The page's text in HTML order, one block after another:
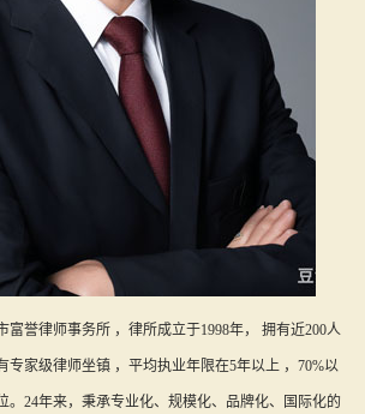
富誉律师事务所 ，律所成立于1998年， 拥有近200人
专家级律师坐镇 ，平均执业年限在5年以上 ，70%以
。24年来，秉承专业化、规模化、品牌化、国际化的